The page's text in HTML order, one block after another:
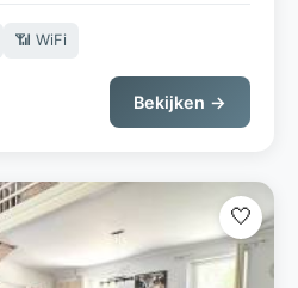
📶 WiFi
Bekijken →
🤍